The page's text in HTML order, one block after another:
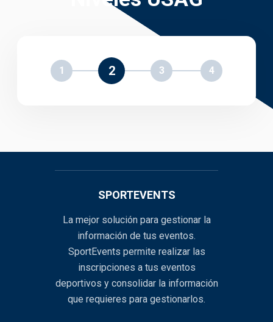
1 2 3 4
SPORTEVENTS
La mejor solución para gestionar la
información de tus eventos.
SportEvents permite realizar las
inscripciones a tus eventos
deportivos y consolidar la información
que requieres para gestionarlos.